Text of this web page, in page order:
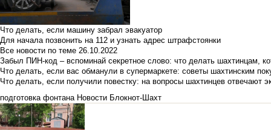
Что делать, если машину забрал эвакуатор
Для начала позвонить на 112 и узнать адрес штрафстоянки
Все новости по теме 26.10.2022
Забыл ПИН-код – вспоминай секретное слово: что делать шахтинцам,
Что делать, если вас обманули в супермаркете: советы шахтинским
Что делать, если получили повестку: на вопросы шахтинцев отвечают
подготовка фонтана Новости Блокнот-Шахт